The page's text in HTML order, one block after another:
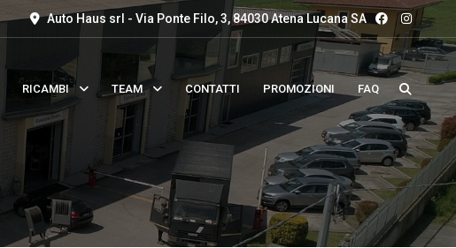
Auto Haus srl - Via Ponte Filo, 3, 84030 Atena Lucana SA
RICAMBI TEAM CONTATTI PROMOZIONI FAQ